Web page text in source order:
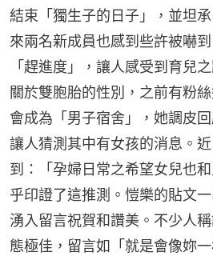
結束「獨生子的日子」，並坦
來兩名新成員也感到些許被嚇
「趕進度」，讓人感受到育兒
關於雙胞胎的性別，之前有粉
會成為「男子宿舍」，她調皮
讓人猜測其中有女孩的消息。
到：「孕婦日常之希望女兒也
乎印證了這推測。愷樂的貼文
湧入留言祝賀和讚美。不少人
態極佳，留言如「就是會像妳